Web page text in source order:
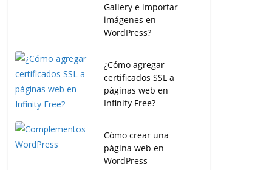
Gallery e importar
imágenes en
WordPress?
¿Cómo agregar
certificados SSL a
páginas web en
Infinity Free?
Cómo crear una
página web en
WordPress